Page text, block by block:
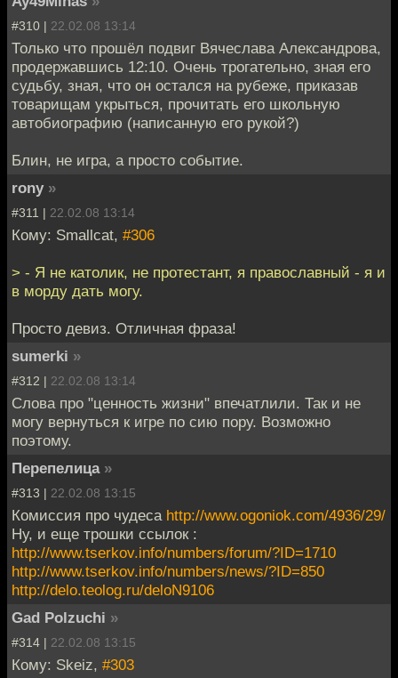
#310 | 22.02.08 13:14
Только что прошёл подвиг Вячеслава Александрова,
продержавшись 12:10. Очень трогательно, зная его
судьбу, зная, что он остался на рубеже, приказав
товарищам укрыться, прочитать его школьную
автобиографию (написанную его рукой?)
Блин, не игра, а просто событие.
rony »
#311 | 22.02.08 13:14
Кому: Smallcat, #306
> - Я не католик, не протестант, я православный - я и
в морду дать могу.
Просто девиз. Отличная фраза!
sumerki »
#312 | 22.02.08 13:14
Слова про "ценность жизни" впечатлили. Так и не
могу вернуться к игре по сию пору. Возможно
поэтому.
Перепелица »
#313 | 22.02.08 13:15
Комиссия про чудеса http://www.ogoniok.com/4936/29/
Ну, и еще трошки ссылок :
http://www.tserkov.info/numbers/forum/?ID=1710
http://www.tserkov.info/numbers/news/?ID=850
http://delo.teolog.ru/deloN9106
Gad Polzuchi »
#314 | 22.02.08 13:15
Кому: Skeiz, #303